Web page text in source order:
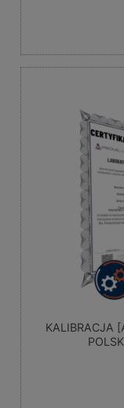
KALIBRACJA